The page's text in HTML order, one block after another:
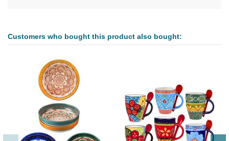
Customers who bought this product also bought: